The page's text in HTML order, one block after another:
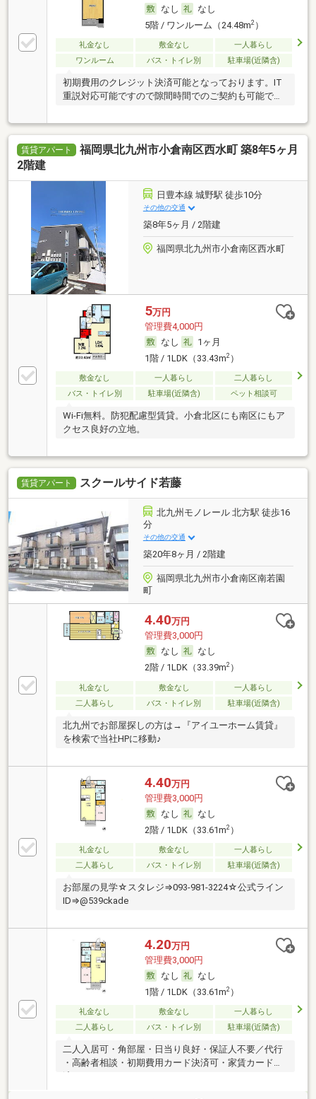
なし
なし
5階 / ワンルーム（24.48m2）
礼金なし 敷金なし
一人暮らし
ワンルーム
バス・トイレ別 駐車場(近隣含)
初期費用のクレジット決済可能となっております。IT
重説対応可能ですので隙間時間でのご契約も可能で
賃貸アパート
福岡県北九州市小倉南区西水町 築8年5ヶ月
2階建
日豊本線 城野駅 徒歩10分
その他の交通
築8年5ヶ月 / 2階建
福岡県北九州市小倉南区西水町
5万円
管理費4,000円
なし
1ヶ月
1階 / 1LDK（33.43m2）
敷金なし 一人暮らし
二人暮らし
バス・トイレ別
駐車場(近隣含) ペット相談可
Wi-Fi無料。防犯配慮型賃貸。小倉北区にも南区にもア
クセス良好の立地。
賃貸アパート スクールサイド若藤
北九州モノレール 北方駅 徒歩16
分
その他の交通
築20年8ヶ月 / 2階建
福岡県北九州市小倉南区南若園
町
4.40万円
管理費3,000円
なし
なし
2階 / 1LDK（33.39m2）
礼金なし 敷金なし
一人暮らし
二人暮らし
バス・トイレ別 駐車場(近隣含)
北九州でお部屋探しの方は→『アイユーホーム賃貸』
を検索で当社HPに移動♪
4.40万円
管理費3,000円
なし
なし
2階 / 1LDK（33.61m2）
礼金なし 敷金なし
一人暮らし
二人暮らし
バス・トイレ別 駐車場(近隣含)
お部屋の見学☆スタレジ⇒093-981-3224☆公式ライン
ID⇒@539ckade
4.20万円
管理費3,000円
なし
なし
1階 / 1LDK（33.61m2）
礼金なし 敷金なし
一人暮らし
二人暮らし
バス・トイレ別 駐車場(近隣含)
二人入居可・角部屋・日当り良好・保証人不要／代行
・高齢者相談・初期費用カード決済可・家賃カード決